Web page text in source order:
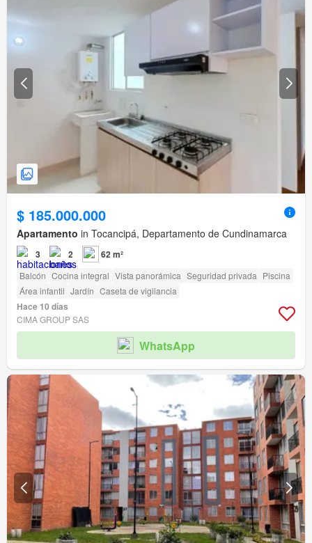
$ 185.000.000
Apartamento in Tocancipá, Departamento de Cundinamarca
3 2 62 m²
Balcón Cocina integral Vista panorámica Seguridad privada Piscina
Área infantil Jardín Caseta de vigilancia
Hace 10 días
CIMA GROUP SAS
WhatsApp